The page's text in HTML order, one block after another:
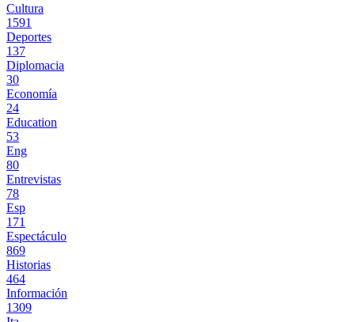
Cultura
1591
Deportes
137
Diplomacia
30
Economía
24
Education
53
Eng
80
Entrevistas
78
Esp
171
Espectáculo
869
Historias
464
Información
1309